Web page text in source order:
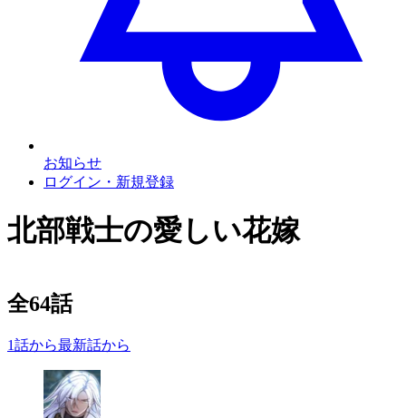
お知らせ
ログイン・新規登録
北部戦士の愛しい花嫁
全64話
1話から最新話から